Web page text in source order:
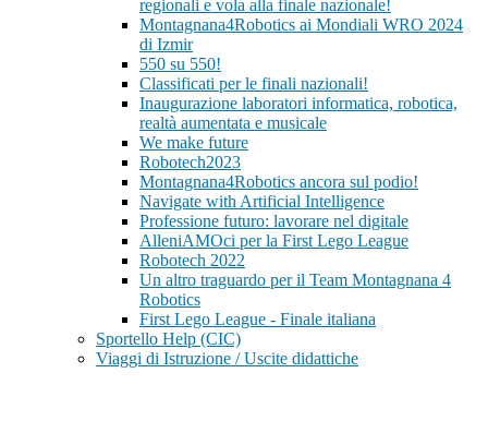
regionali e vola alla finale nazionale!
Montagnana4Robotics ai Mondiali WRO 2024
di Izmir
550 su 550!
Classificati per le finali nazionali!
Inaugurazione laboratori informatica, robotica,
realtà aumentata e musicale
We make future
Robotech2023
Montagnana4Robotics ancora sul podio!
Navigate with Artificial Intelligence
Professione futuro: lavorare nel digitale
AlleniAMOci per la First Lego League
Robotech 2022
Un altro traguardo per il Team Montagnana 4
Robotics
First Lego League - Finale italiana
Sportello Help (CIC)
Viaggi di Istruzione / Uscite didattiche